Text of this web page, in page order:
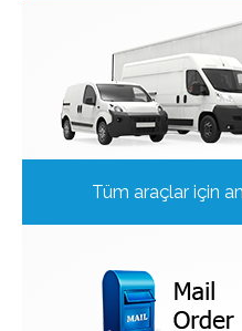
Tüm araçlar için